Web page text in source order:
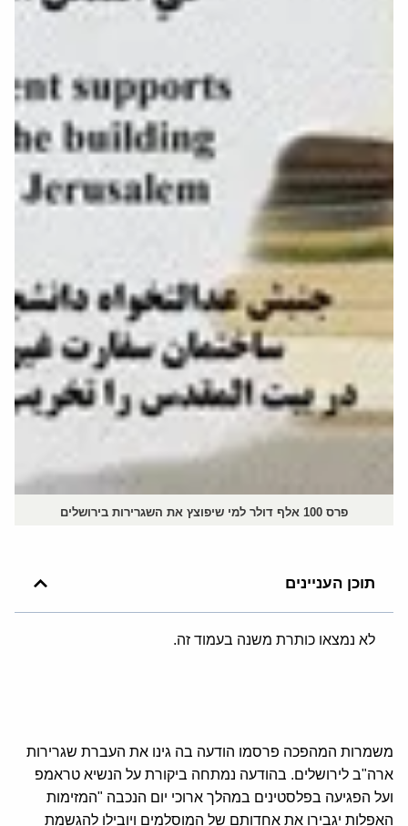
פרס 100 אלף דולר למי שיפוצץ את השגרירות בירושלים
תוכן העניינים
לא נמצאו כותרת משנה בעמוד זה.
משמרות המהפכה פרסמו הודעה בה גינו את העברת שגרירות
ארה"ב לירושלים. בהודעה נמתחה ביקורת על הנשיא טראמפ
ועל הפגיעה בפלסטינים במהלך ארוכי יום הנכבה "המזימות
האפלות יגבירו את אחדותם של המוסלמים ויובילו להגשמת